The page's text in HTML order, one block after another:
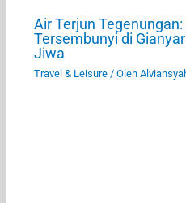
Air Terjun
Tersembunyi di
Jiwa
Travel & Leisure/ Oleh